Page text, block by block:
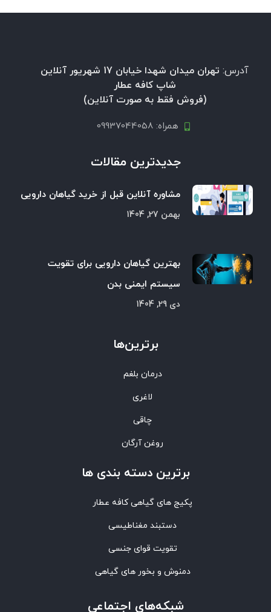
آدرس:
تهران میدان شهدا خیابان 17 شهریور آنلاین
شاپ کافه عطار
(فروش فقط به صورت آنلاین)
همراه: 09937044058
جدیدترین مقالات
مشاوره آنلاین قبل از خرید گیاهان دارویی
بهمن 27, 1404
بهترین گیاهان دارویی برای تقویت
سیستم ایمنی بدن
دی 29, 1404
برترین‌ها
درمان بلغم
لاغری
چاقی
روغن آرگان
برترین‌ دسته بندی ها
پکیج های گیاهی کافه عطار
دستبند مغناطیسی
تقویت قوای جنسی
دمنوش و بخور های گیاهی
شبکه‌های اجتماعی